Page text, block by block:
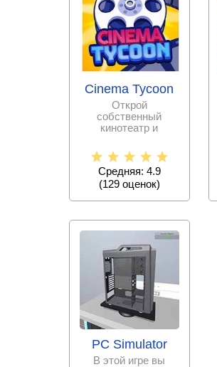
Cinema Tycoon
Открой
собственный
кинотеатр и
процветания
бизнеса, начав с
ветхого здания и
Средняя: 4.9
(129оценок)
PC Simulator
В этой игре вы